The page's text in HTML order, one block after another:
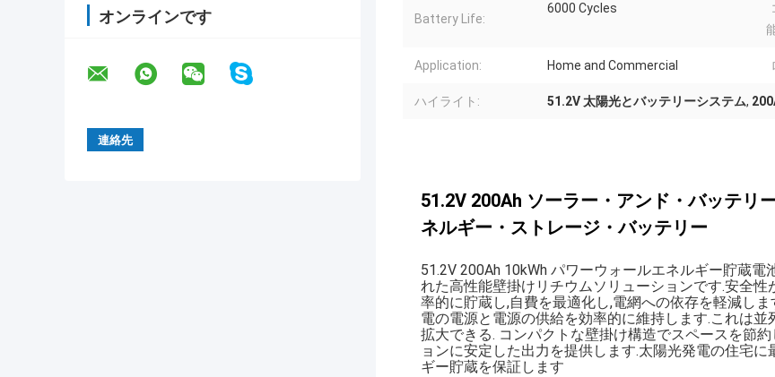
オンラインです Battery Life:
6000 Cycles
Application: Home and Commercial
ハイライト: 51.2V 太陽光とバッテリーシステム,
51.2V 200Ah ソーラー・アンド・バッテリ
ネルギー・ストレージ・バッテリー
51.2V 200Ah 10kWh パワーウォールエネルギー貯蔵
れた高性能壁掛けリチウムソリューションです.安全
率的に貯蔵し,自費を最適化し,電網への依存を軽減し
電の電源と電源の供給を効率的に維持します.これは
拡大できる. コンパクトな壁掛け構造でスペースを節
ョンに安定した出力を提供します.太陽光発電の住宅
ギー貯蔵を保証します